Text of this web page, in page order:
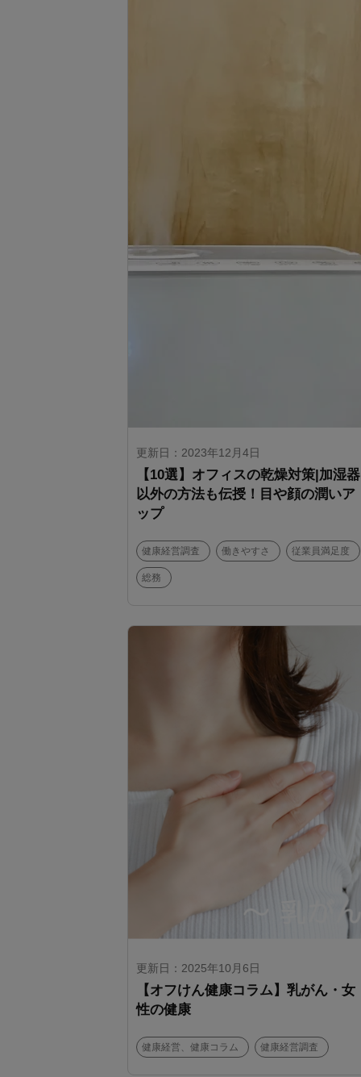
更新日：2023年12月4日
【10選】オフィスの乾燥対策|加湿器
以外の方法も伝授！目や顔の潤いア
ップ
健康経営調査 働きやすさ 従業員満足度
総務
更新日：2025年10月6日
【オフけん健康コラム】乳がん・女
性の健康
健康経営、健康コラム 健康経営調査